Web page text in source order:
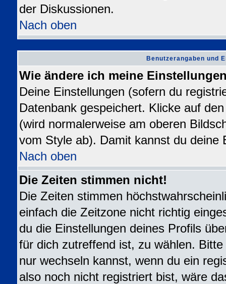
der Diskussionen.
Nach oben
Benutzerangaben und
Wie ändere ich meine
Deine Einstellungen (sofern du
Datenbank gespeichert. Klicke auf
(wird normalerweise am oberen
vom Style ab). Damit kannst du deine
Nach oben
Die Zeiten stimmen nicht!
Die Zeiten stimmen
einfach die Zeitzone nicht richtig
du die Einstellungen deines Profils
für dich zutreffend ist, zu wählen.
nur wechseln kannst, wenn du ein
also noch nicht registriert bist, wäre